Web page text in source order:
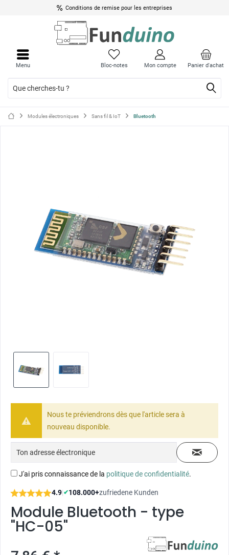
Conditions de remise pour les entreprises
Panier d'achat
Bloc-notes Mon compte
Menu
Modules électroniques Sans fil & IoT Bluetooth
Nous te préviendrons dès que l'article sera à
nouveau disponible.
J'ai pris connaissance de la politique de confidentialité.
4.9|✔108.000+zufriedene Kunden
Module Bluetooth - type
"HC-05"
le
menu
le
menu